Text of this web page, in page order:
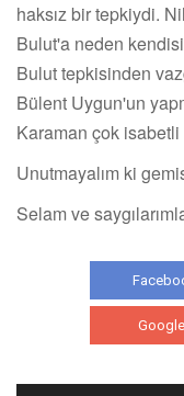
haksız bir tepkiydi.
Bulut'a neden
Bulut tepkisinden
Bülent Uygun'un
Karaman çok isabetli
Unutmayalım ki
Selam ve